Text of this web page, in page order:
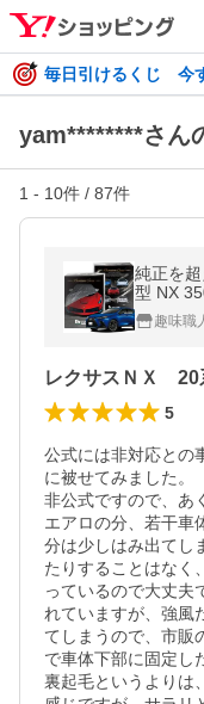
毎日引けるくじ 今
yam********さん
1 - 10件 / 87件
純正を
型 NX
ディー
【日本企
趣味職
レクサスＮＸ 20
5
公式には非対応との
に被せてみました。
非公式ですので、あ
エアロの分、若干車
分は少しはみ出てし
たりすることはなく
っているので大丈夫
れていますが、強風
てしまうので、市販
で車体下部に固定し
裏起毛というよりは